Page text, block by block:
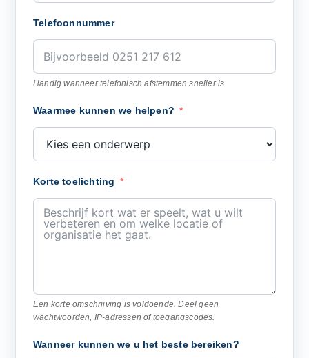
Telefoonnummer
Handig wanneer telefonisch afstemmen sneller is.
Waarmee kunnen we helpen?
Korte toelichting
Een korte omschrijving is voldoende. Deel geen
wachtwoorden, IP-adressen of toegangscodes.
Wanneer kunnen we u het beste bereiken?